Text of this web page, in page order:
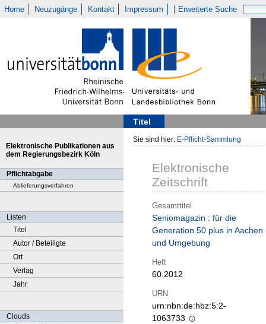
Home Neuzugänge Kontakt Impressum Erweiterte Suche
Titel
Elektronische Publikationen aus
dem Regierungsbezirk Köln
Pflichtabgabe
Ablieferungsverfahren
Listen
Titel
Autor / Beteiligte
Ort
Verlag
Jahr
Clouds
Sie sind hier: E-Pflicht-Sammlung
Elektronische
Zeitschrift
Gesamttitel
Seniomagazin : für die
Generation 50 plus in Aachen
und Umgebung
Heft
60.2012
URN
urn:nbn:de:hbz:5:2-
1063733